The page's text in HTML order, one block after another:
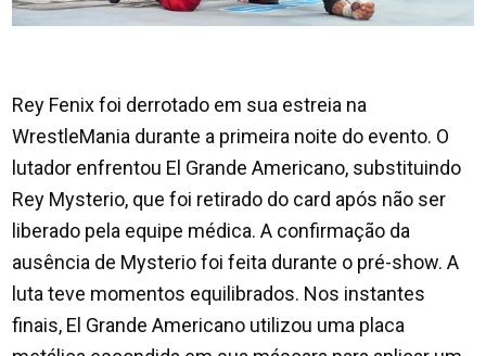
Rey Fenix foi derrotado em sua estreia na
WrestleMania durante a primeira noite do evento. O
lutador enfrentou El Grande Americano, substituindo
Rey Mysterio, que foi retirado do card após não ser
liberado pela equipe médica. A confirmação da
ausência de Mysterio foi feita durante o pré-show. A
luta teve momentos equilibrados. Nos instantes
finais, El Grande Americano utilizou uma placa